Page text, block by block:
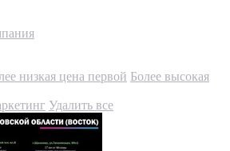
низкая цена первой Более высокая
Удалить все